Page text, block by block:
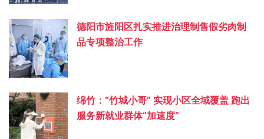
德阳市旌阳区扎实推进治理制售假劣肉制
品专项整治工作
绵竹：“竹城小哥” 实现小区全域覆盖 跑出
服务新就业群体“加速度”